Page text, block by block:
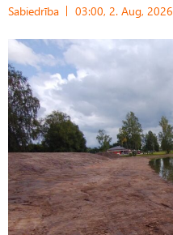
Sabiedrība 03:00, 2. Aug, 2026